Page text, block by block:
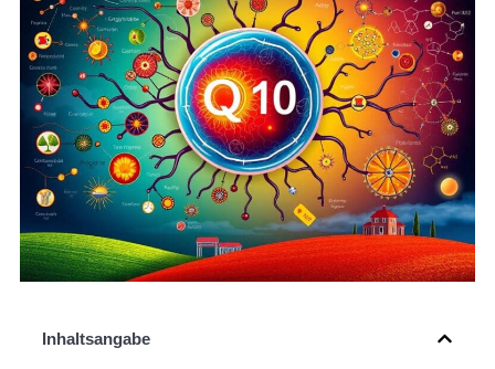
Inhaltsangabe